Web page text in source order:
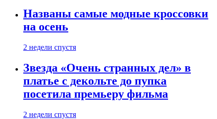
Названы самые модные кроссовки
на осень
2 недели спустя
Звезда «Очень странных дел» в
платье с декольте до пупка
посетила премьеру фильма
2 недели спустя